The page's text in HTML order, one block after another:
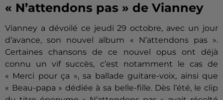
« N’attendons pas » de Vianney
Vianney a dévoilé ce jeudi 29 octobre, avec un jour
d’avance, son nouvel album « N’attendons pas ».
Certaines chansons de ce nouvel opus ont déjà
connu un vif succès, c’est notamment le cas de
« Merci pour ça », sa ballade guitare-voix, ainsi que
« Beau-papa » dédiée à sa belle-fille. Dès l’été, le clip